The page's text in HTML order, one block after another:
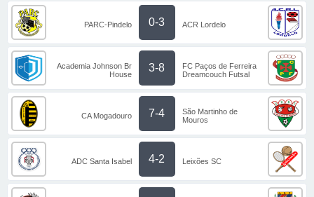
PARC-Pindelo 0-3 ACR Lordelo
Academia Johnson Br
House
3-8
FC Paços de Ferreira
Dreamcouch Futsal
CA Mogadouro 7-4
São Martinho de
Mouros
ADC Santa Isabel 4-2 Leixões SC